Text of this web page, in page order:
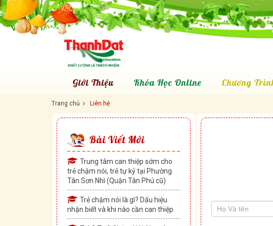
Giới Thiệu Khóa Học Online Chương
Trang chủ Liên hệ
Bài Viết Mới
Trung tâm can thiệp sớm cho
trẻ chậm nói, trẻ tự kỷ tại Phường
Tân Sơn Nhì (Quận Tân Phú cũ)
Trẻ chậm nói là gì? Dấu hiệu
nhận biết và khi nào cần can thiệp
hệ
are
human,